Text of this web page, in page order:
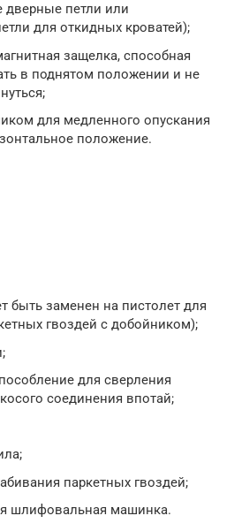
петли или
для откидных кроватей);
защелка, способная
в поднятом положении и не
для медленного опускания
положение.
быть заменен на пистолет для
гвоздей с добойником);
для сверления
соединения впотай;
паркетных гвоздей;
шлифовальная машинка.